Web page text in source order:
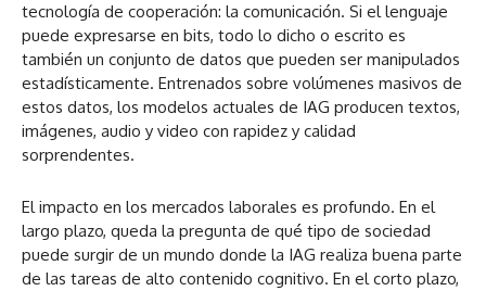
tecnología de cooperación: la comunicación. Si el lenguaje
puede expresarse en bits, todo lo dicho o escrito es
también un conjunto de datos que pueden ser manipulados
estadísticamente. Entrenados sobre volúmenes masivos de
estos datos, los modelos actuales de IAG producen textos,
imágenes, audio y video con rapidez y calidad
sorprendentes.
El impacto en los mercados laborales es profundo. En el
largo plazo, queda la pregunta de qué tipo de sociedad
puede surgir de un mundo donde la IAG realiza buena parte
de las tareas de alto contenido cognitivo. En el corto plazo,